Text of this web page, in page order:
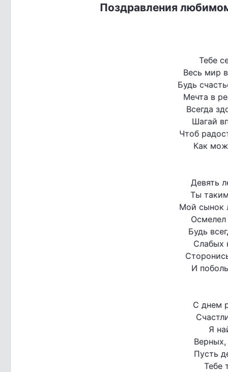
Поздравления
Тебе
Весь мир
Будь
Мечта в
Всегда
Шагай
Чтоб
Как
Девять
Ты
Мой сынок
Будь
Слабых
И
С днем
Я
Пусть
Тебе